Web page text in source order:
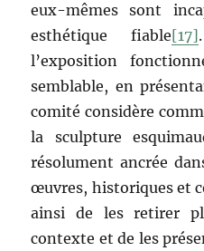
eux-mêmes sont
esthétique fiable[17]
l’exposition
semblable, en
comité considère
la sculpture
résolument ancrée
œuvres, historiques et
ainsi de les retirer
contexte et de les